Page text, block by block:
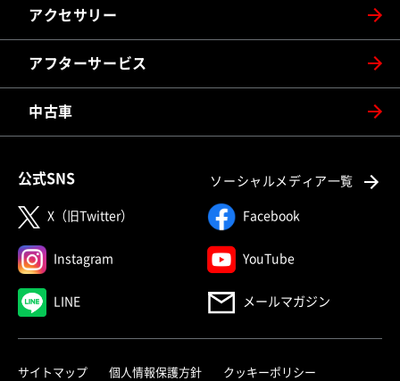
アクセサリー
アフターサービス
中古車
公式SNS ソーシャルメディア一覧
X（旧Twitter） Facebook
Instagram YouTube
LINE メールマガジン
サイトマップ 個人情報保護方針 クッキーポリシー